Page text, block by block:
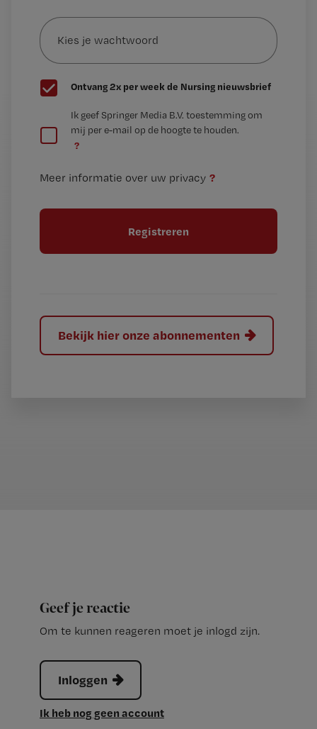
mailadres?
Kies
je
wachtwoord
G
e
t
Ontvang 2x per week de Nursing nieuwsbrief
e
t
l
Ik geef Springer Media B.V. toestemming om
mij per e-mail op de hoogte te houden.
?
Meer informatie over uw privacy ?
Bekijk hier onze abonnementen
Geef je reactie
Om te kunnen reageren moet je inlogd zijn.
Inloggen
Ik heb nog geen account